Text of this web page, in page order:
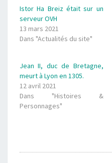
Istor Ha Breiz était sur un
serveur OVH
13 mars 2021
Dans "Actualités du site"
Jean II, duc de Bretagne,
meurt à Lyon en 1305.
12 avril 2021
Dans "Histoires &
Personnages"